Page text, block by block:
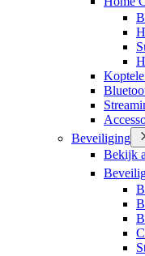
Beveiliging
Bekijk